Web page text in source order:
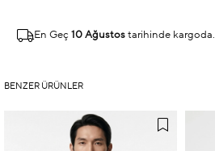
En Geç 10 Ağustos tarihinde kargoda.
BENZER ÜRÜNLER